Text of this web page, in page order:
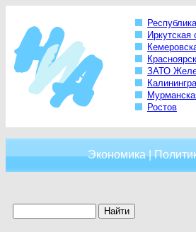
Иркутская
ЗАТО
Ростов
Экономика|